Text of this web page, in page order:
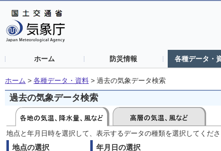
ホーム 防災情報 各種データ・
ホーム > 各種データ・資料 > 過去の気象データ検索
過去の気象データ検索
地点と年月日時を選択して、表示するデータの種類を選択してくだ
地点の選択 年月日の選択